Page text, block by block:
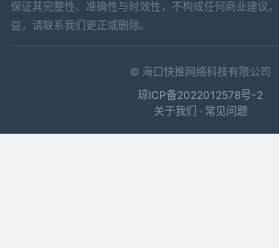
保证其完整性、准确性与时效性，不构成任何商业建议
益，请联系我们更正或删除。
© 海口快推网络科技有限公司
琼ICP备2022012578号-2
关于我们 · 常见问题